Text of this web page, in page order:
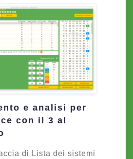
e analisi per
con il 3 al
di Lista dei sistemi